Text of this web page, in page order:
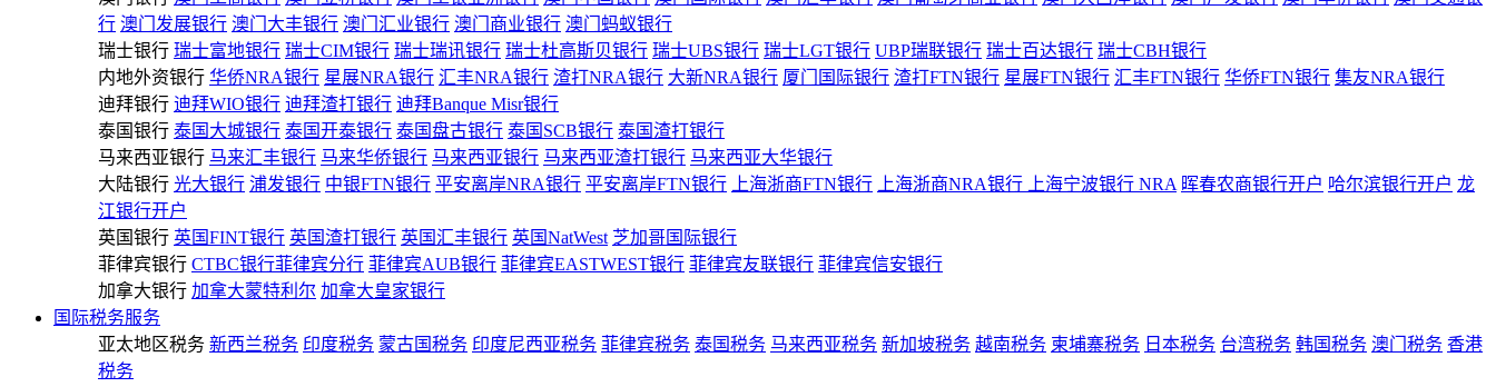
行 澳门发展银行 澳门大丰银行 澳门汇业银行 澳门商业银行 澳门蚂蚁银行
瑞士银行 瑞士富地银行 瑞士CIM银行 瑞士瑞讯银行 瑞士杜高斯贝银行 瑞士UBS银行 瑞士LGT银行 UBP瑞联银行 瑞士百达银行 瑞士CBH银行
内地外资银行 华侨NRA银行 星展NRA银行 汇丰NRA银行 渣打NRA银行 大新NRA银行 厦门国际银行 渣打FTN银行 星展FTN银行 汇丰FTN银行 华侨FTN银行 集友NRA银行
迪拜银行 迪拜WIO银行 迪拜渣打银行 迪拜Banque Misr银行
泰国银行 泰国大城银行 泰国开泰银行 泰国盘古银行 泰国SCB银行 泰国渣打银行
马来西亚银行 马来汇丰银行 马来华侨银行 马来西亚银行 马来西亚渣打银行 马来西亚大华银行
大陆银行 光大银行 浦发银行 中银FTN银行 平安离岸NRA银行 平安离岸FTN银行 上海浙商FTN银行 上海浙商NRA银行 上海宁波银行 NRA 晖春农商银行开户 哈尔滨银行开户 龙
江银行开户
英国银行 英国FINT银行 英国渣打银行 英国汇丰银行 英国NatWest 芝加哥国际银行
菲律宾银行 CTBC银行菲律宾分行 菲律宾AUB银行 菲律宾EASTWEST银行 菲律宾友联银行 菲律宾信安银行
加拿大银行 加拿大蒙特利尔 加拿大皇家银行
国际税务服务
亚太地区税务 新西兰税务 印度税务 蒙古国税务 印度尼西亚税务 菲律宾税务 泰国税务 马来西亚税务 新加坡税务 越南税务 柬埔寨税务 日本税务 台湾税务 韩国税务 澳门税务 香港
税务